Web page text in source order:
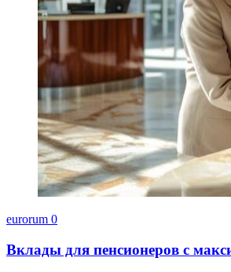
eurorum 0
Вклады для пенсионеров с